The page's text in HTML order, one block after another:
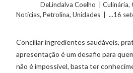
	    	DeLindalva Coelho  |
Culinária,
Notícias, Petrolina, Unidades
|  ...16
Conciliar ingredientes saudáveis,
apresentação é um desafio para
não é impossível, basta ter